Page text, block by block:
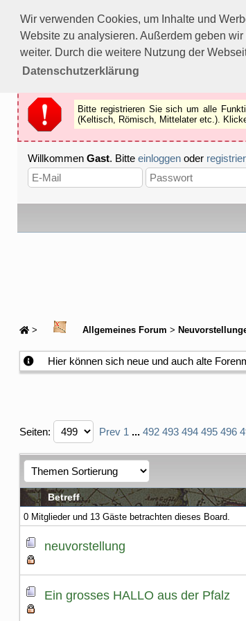
Wir verwenden Cookies, um Inhalte und
Website zu analysieren. Außerdem geben
weiter. Durch die weitere Nutzung der
Datenschutzerklärung
Bitte registrieren Sie sich um alle Funktionen
Als Gast können Sie z.B.keine Bilder
Registrieren
Bitte registrieren Sie sich um alle
(Keltisch, Römisch, Mittelater etc.).
Willkommen Gast. Bitte einloggen oder
> Allgemeines Forum >
Hier können sich neue und auch alte
Seiten: Prev 1 ... 492 493 494 495 496
Betreff
0 Mitglieder und 13 Gäste betrachten dieses Board.
neuvorstellung
Ein grosses HALLO aus der Pfalz